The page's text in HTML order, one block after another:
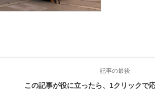
記事の最後
この記事が役に立ったら、1クリックで